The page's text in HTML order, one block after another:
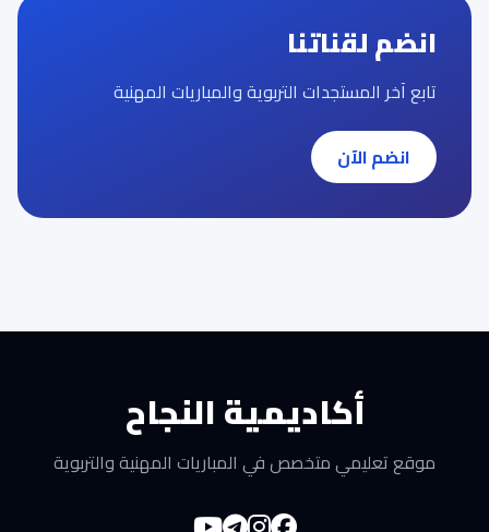
انضم لقناتنا
تابع آخر المستجدات التربوية والمباريات المهنية
انضم الآن
أكاديمية النجاح
موقع تعليمي متخصص في المباريات المهنية والتربوية